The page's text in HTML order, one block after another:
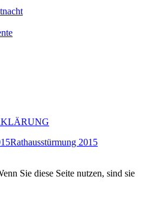
Rathausstürmung 2015
Sie diese Seite nutzen, sind sie